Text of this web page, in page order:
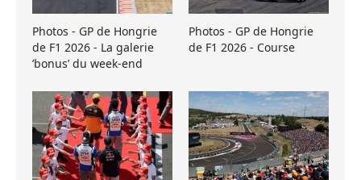
Photos - GP de Hongrie
de F1 2026 - La galerie
’bonus’ du week-end
Photos - GP de Hongrie
de F1 2026 - Course